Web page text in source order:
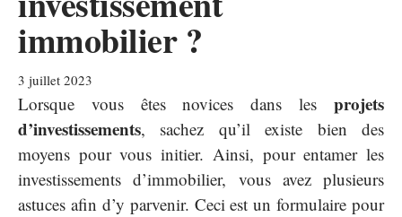
immobilier ?
3 juillet 2023
Lorsque vous êtes novices dans les projets
d’investissements, sachez qu’il existe bien des
moyens pour vous initier. Ainsi, pour entamer les
investissements d’immobilier, vous avez plusieurs
astuces afin d’y parvenir. Ceci est un formulaire pour